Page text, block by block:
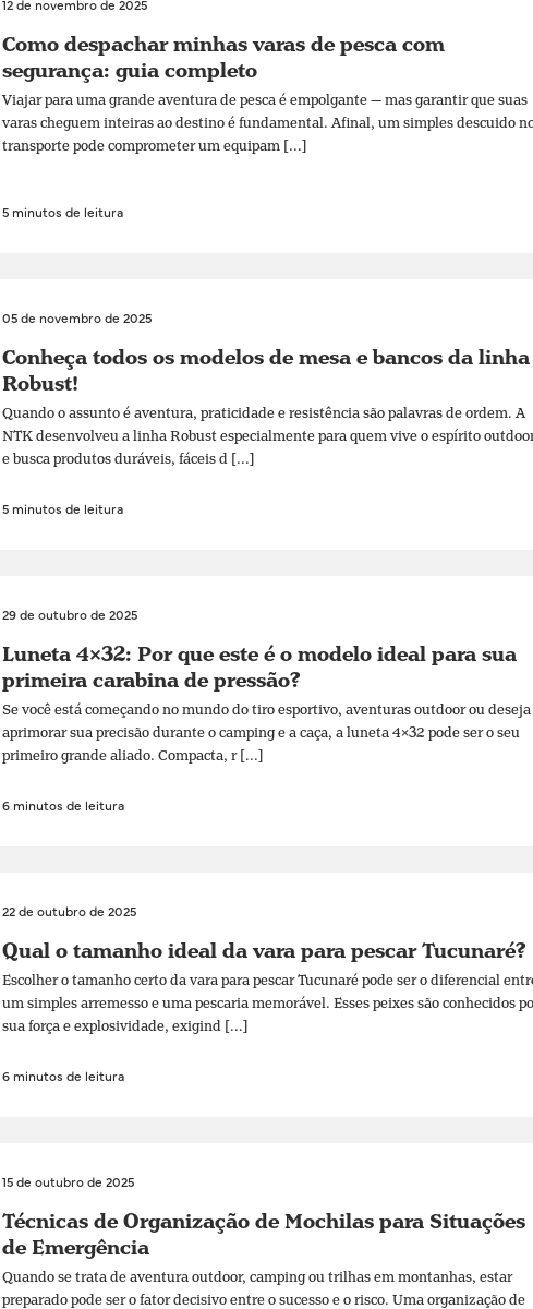
12 de novembro de 2025
Como despachar minhas varas de pesca com
segurança: guia completo
Viajar para uma grande aventura de pesca é empolgante — mas garantir que suas
varas cheguem inteiras ao destino é fundamental. Afinal, um simples descuido
transporte pode comprometer um equipam [...]
5 minutos de leitura
05 de novembro de 2025
Conheça todos os modelos de mesa e bancos da linha
Robust!
Quando o assunto é aventura, praticidade e resistência são palavras de ordem. A
NTK desenvolveu a linha Robust especialmente para quem vive o espírito
e busca produtos duráveis, fáceis d [...]
5 minutos de leitura
29 de outubro de 2025
Luneta 4×32: Por que este é o modelo ideal para sua
primeira carabina de pressão?
Se você está começando no mundo do tiro esportivo, aventuras outdoor ou deseja
aprimorar sua precisão durante o camping e a caça, a luneta 4×32 pode ser o seu
primeiro grande aliado. Compacta, r [...]
6 minutos de leitura
22 de outubro de 2025
Qual o tamanho ideal da vara para pescar Tucunaré?
Escolher o tamanho certo da vara para pescar Tucunaré pode ser o diferencial
um simples arremesso e uma pescaria memorável. Esses peixes são conhecidos
sua força e explosividade, exigind [...]
6 minutos de leitura
15 de outubro de 2025
Técnicas de Organização de Mochilas para Situações
de Emergência
Quando se trata de aventura outdoor, camping ou trilhas em montanhas, estar
preparado pode ser o fator decisivo entre o sucesso e o risco. Uma organização de